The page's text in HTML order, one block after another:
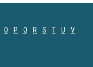
O P Q R S T U
V